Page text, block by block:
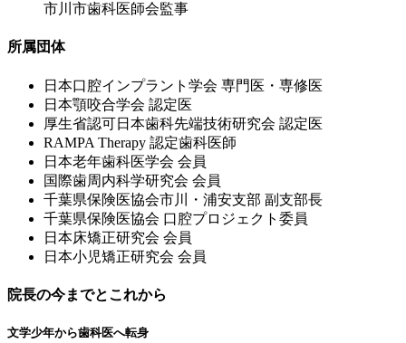
市川市歯科医師会監事
所属団体
⽇本⼝腔インプラント学会 専⾨医・専修医
⽇本顎咬合学会 認定医
厚⽣省認可⽇本⻭科先端技術研究会 認定医
RAMPA Therapy 認定⻭科医師
⽇本⽼年⻭科医学会 会員
国際⻭周内科学研究会 会員
千葉県保険医協会市川・浦安⽀部 副⽀部⻑
千葉県保険医協会 ⼝腔プロジェクト委員
⽇本床矯正研究会 会員
⽇本⼩児矯正研究会 会員
院長の今までとこれから
文学少年から歯科医へ転身